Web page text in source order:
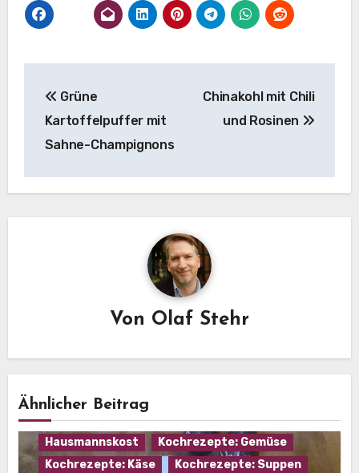
Grüne
Kartoffelpuffer mit
Sahne-Champignons
Chinakohl mit Chili
und Rosinen
Von Olaf Stehr
Ähnlicher Beitrag
Hausmannskost
Kochrezepte: Gemüse
Kochrezepte: Käse
Kochrezepte: Suppen